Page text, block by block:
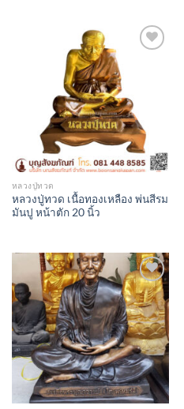
หลวงปู่ทวด
หลวงปู่ทวด เนื้อทองเหลือง พ่นสีรม
มันปู หน้าตัก 20 นิ้ว
Add to
Wishlist